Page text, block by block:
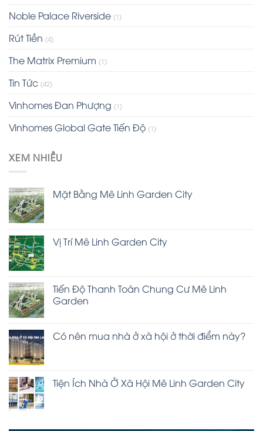
Noble Palace Riverside (1)
Rút Tiền (4)
The Matrix Premium (1)
Tin Tức (42)
Vinhomes Đan Phượng (1)
Vinhomes Global Gate Tiến Độ (1)
XEM NHIỀU
Mặt Bằng Mê Linh Garden City
Vị Trí Mê Linh Garden City
Tiến Độ Thanh Toán Chung Cư Mê Linh
Garden
Có nên mua nhà ở xã hội ở thời điểm này?
Tiện Ích Nhà Ở Xã Hội Mê Linh Garden City